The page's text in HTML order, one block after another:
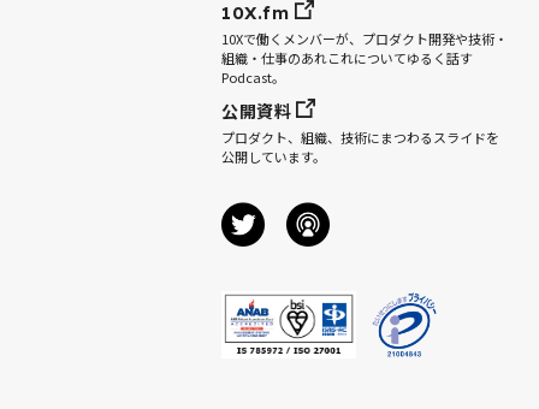
10X.fm
10Xで働くメンバーが、プロダクト開発や技術・
組織・仕事のあれこれについてゆるく話す
Podcast。
公開資料
プロダクト、組織、技術にまつわるスライドを
公開しています。